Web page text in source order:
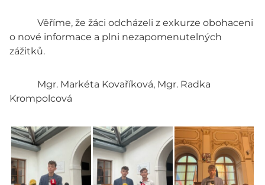
Věříme, že žáci odcházeli z exkurze obohaceni
o nové informace a plni nezapomenutelných
zážitků.
Mgr. Markéta Kovaříková, Mgr. Radka
Krompolcová